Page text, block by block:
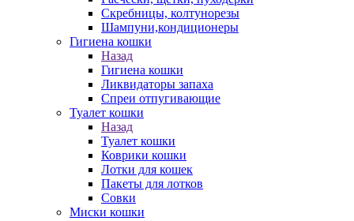
Скребницы, колтунорезы
Шампуни,кондиционеры
Гигиена кошки
Назад
Гигиена кошки
Ликвидаторы запаха
Спреи отпугивающие
Туалет кошки
Назад
Туалет кошки
Коврики кошки
Лотки для кошек
Пакеты для лотков
Совки
Миски кошки